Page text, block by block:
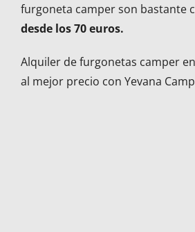
furgoneta camper son bastante
desde los 70 euros.
Alquiler de furgonetas camper
al mejor precio con Yevana